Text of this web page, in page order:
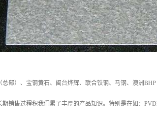
部）、宝钢黄石、闽台烨辉、联合铁钢、马钢、澳洲
销售过程积我们累了丰厚的产品知识。特别是在如：